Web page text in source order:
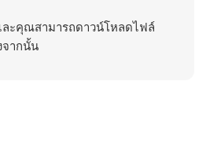
ะคุณสามารถดาวน์โหลดไฟล์
ากนั้น